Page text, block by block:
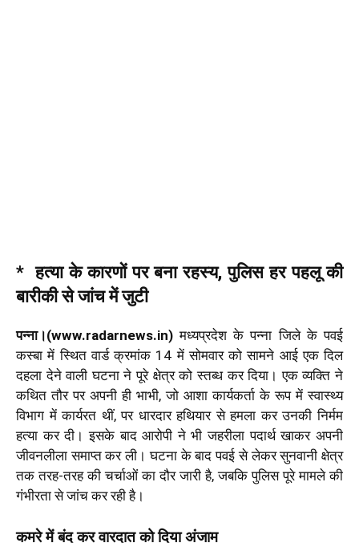
* हत्या के कारणों पर बना रहस्य, पुलिस हर पहलू की
बारीकी से जांच में जुटी
पन्ना।(www.radarnews.in) मध्यप्रदेश के पन्ना जिले के पवई
कस्बा में स्थित वार्ड क्रमांक 14 में सोमवार को सामने आई एक दिल
दहला देने वाली घटना ने पूरे क्षेत्र को स्तब्ध कर दिया। एक व्यक्ति ने
कथित तौर पर अपनी ही भाभी, जो आशा कार्यकर्ता के रूप में स्वास्थ्य
विभाग में कार्यरत थीं, पर धारदार हथियार से हमला कर उनकी निर्मम
हत्या कर दी। इसके बाद आरोपी ने भी जहरीला पदार्थ खाकर अपनी
जीवनलीला समाप्त कर ली। घटना के बाद पवई से लेकर सुनवानी क्षेत्र
तक तरह-तरह की चर्चाओं का दौर जारी है, जबकि पुलिस पूरे मामले की
गंभीरता से जांच कर रही है।
कमरे में बंद कर वारदात को दिया अंजाम